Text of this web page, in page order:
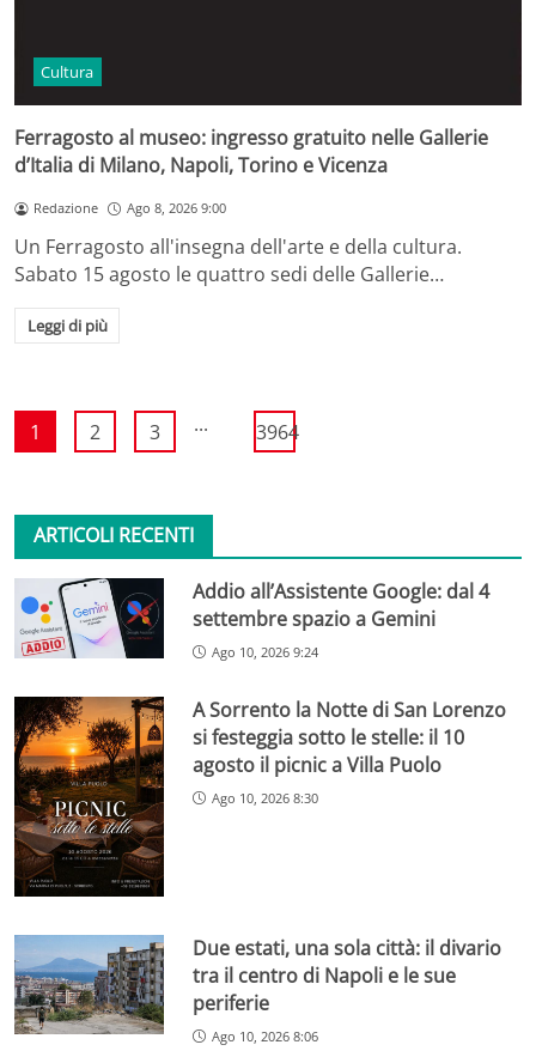
Cultura
Ferragosto al museo: ingresso gratuito nelle Gallerie
d’Italia di Milano, Napoli, Torino e Vicenza
Redazione Ago 8, 2026 9:00
Un Ferragosto all'insegna dell'arte e della cultura.
Sabato 15 agosto le quattro sedi delle Gallerie…
Leggi di più
1 2 3 ... 3964
ARTICOLI RECENTI
Addio all’Assistente Google: dal 4
settembre spazio a Gemini
Ago 10, 2026 9:24
A Sorrento la Notte di San Lorenzo
si festeggia sotto le stelle: il 10
agosto il picnic a Villa Puolo
Ago 10, 2026 8:30
Due estati, una sola città: il divario
tra il centro di Napoli e le sue
periferie
Ago 10, 2026 8:06